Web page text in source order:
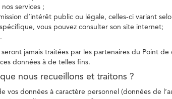
services ;
d’intérêt public ou légale, celles-ci variant
vous pouvez consulter son site internet;
jamais traitées par les partenaires du Point
données à de telles fins.
nous recueillons et traitons ?
vos données à caractère personnel (données de